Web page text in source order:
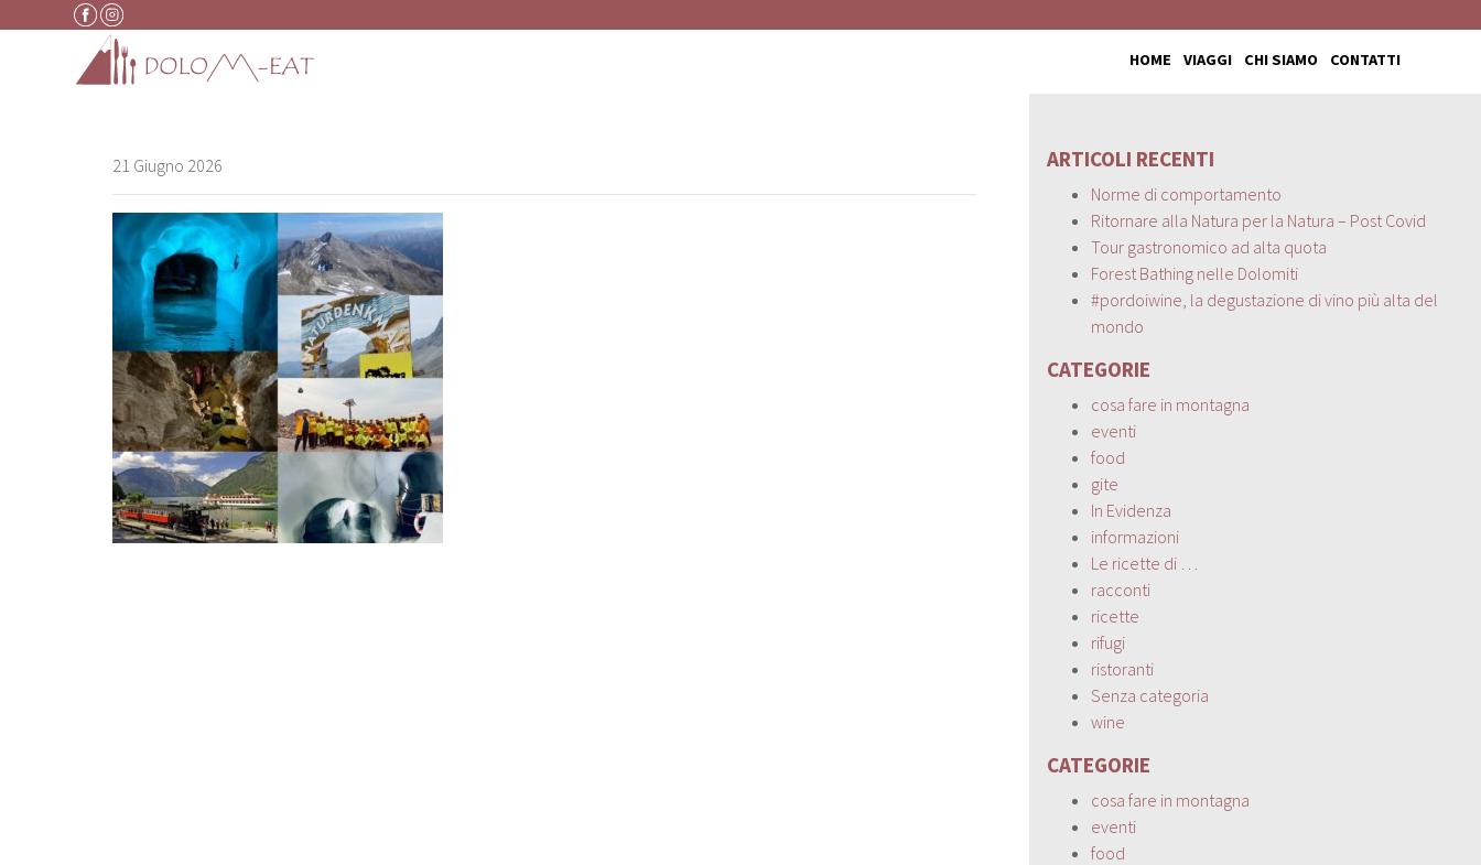
Vai al contenuto
HOME VIAGGI CHI SIAMO CONTATTI
21 Giugno 2026 ARTICOLI RECENTI
Norme di comportamento
Ritornare alla Natura per la Natura – Post Covid
Tour gastronomico ad alta quota
Forest Bathing nelle Dolomiti
#pordoiwine, la degustazione di vino più alta del
mondo
CATEGORIE
cosa fare in montagna
eventi
food
gite
In Evidenza
informazioni
Le ricette di …
racconti
ricette
rifugi
ristoranti
Senza categoria
wine
CATEGORIE
cosa fare in montagna
eventi
food